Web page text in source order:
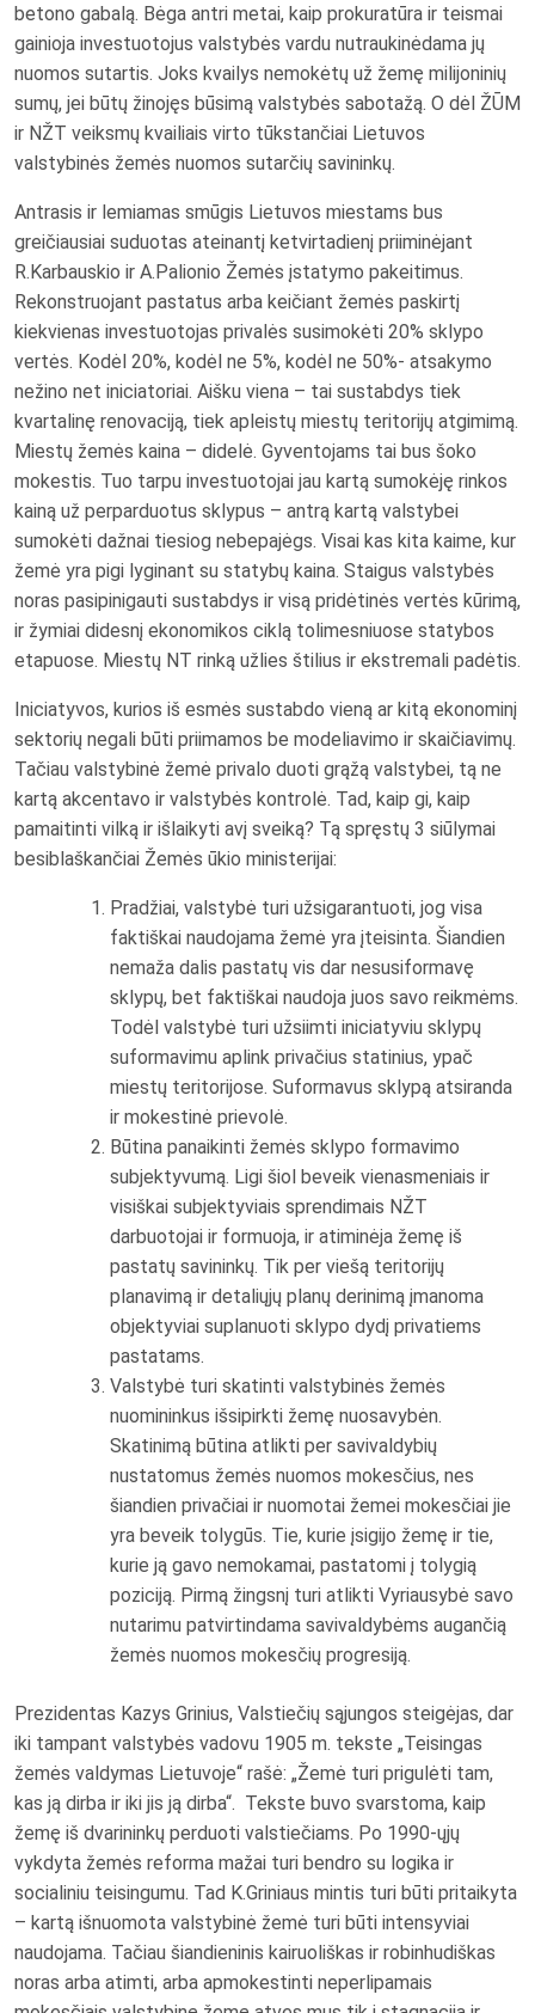
betono gabalą. Bėga antri metai, kaip prokuratūra ir teismai
gainioja investuotojus valstybės vardu nutraukinėdama jų
nuomos sutartis. Joks kvailys nemokėtų už žemę milijoninių
sumų, jei būtų žinojęs būsimą valstybės sabotažą. O dėl ŽŪM
ir NŽT veiksmų kvailiais virto tūkstančiai Lietuvos
valstybinės žemės nuomos sutarčių savininkų.
Antrasis ir lemiamas smūgis Lietuvos miestams bus
greičiausiai suduotas ateinantį ketvirtadienį priiminėjant
R.Karbauskio ir A.Palionio Žemės įstatymo pakeitimus.
Rekonstruojant pastatus arba keičiant žemės paskirtį
kiekvienas investuotojas privalės susimokėti 20% sklypo
vertės. Kodėl 20%, kodėl ne 5%, kodėl ne 50%- atsakymo
nežino net iniciatoriai. Aišku viena – tai sustabdys tiek
kvartalinę renovaciją, tiek apleistų miestų teritorijų atgimimą.
Miestų žemės kaina – didelė. Gyventojams tai bus šoko
mokestis. Tuo tarpu investuotojai jau kartą sumokėję rinkos
kainą už perparduotus sklypus – antrą kartą valstybei
sumokėti dažnai tiesiog nebepajėgs. Visai kas kita kaime, kur
žemė yra pigi lyginant su statybų kaina. Staigus valstybės
noras pasipinigauti sustabdys ir visą pridėtinės vertės kūrimą,
ir žymiai didesnį ekonomikos ciklą tolimesniuose statybos
etapuose. Miestų NT rinką užlies štilius ir ekstremali padėtis.
Iniciatyvos, kurios iš esmės sustabdo vieną ar kitą ekonominį
sektorių negali būti priimamos be modeliavimo ir skaičiavimų.
Tačiau valstybinė žemė privalo duoti grąžą valstybei, tą ne
kartą akcentavo ir valstybės kontrolė. Tad, kaip gi, kaip
pamaitinti vilką ir išlaikyti avį sveiką? Tą spręstų 3 siūlymai
besiblaškančiai Žemės ūkio ministerijai:
Pradžiai, valstybė turi užsigarantuoti, jog visa
faktiškai naudojama žemė yra įteisinta. Šiandien
nemaža dalis pastatų vis dar nesusiformavę
sklypų, bet faktiškai naudoja juos savo reikmėms.
Todėl valstybė turi užsiimti iniciatyviu sklypų
suformavimu aplink privačius statinius, ypač
miestų teritorijose. Suformavus sklypą atsiranda
ir mokestinė prievolė.
Būtina panaikinti žemės sklypo formavimo
subjektyvumą. Ligi šiol beveik vienasmeniais ir
visiškai subjektyviais sprendimais NŽT
darbuotojai ir formuoja, ir atiminėja žemę iš
pastatų savininkų. Tik per viešą teritorijų
planavimą ir detaliųjų planų derinimą įmanoma
objektyviai suplanuoti sklypo dydį privatiems
pastatams.
Valstybė turi skatinti valstybinės žemės
nuomininkus išsipirkti žemę nuosavybėn.
Skatinimą būtina atlikti per savivaldybių
nustatomus žemės nuomos mokesčius, nes
šiandien privačiai ir nuomotai žemei mokesčiai jie
yra beveik tolygūs. Tie, kurie įsigijo žemę ir tie,
kurie ją gavo nemokamai, pastatomi į tolygią
poziciją. Pirmą žingsnį turi atlikti Vyriausybė savo
nutarimu patvirtindama savivaldybėms augančią
žemės nuomos mokesčių progresiją.
Prezidentas Kazys Grinius, Valstiečių sąjungos steigėjas, dar
iki tampant valstybės vadovu 1905 m. tekste „Teisingas
žemės valdymas Lietuvoje“ rašė: „Žemė turi prigulėti tam,
kas ją dirba ir iki jis ją dirba“. Tekste buvo svarstoma, kaip
žemę iš dvarininkų perduoti valstiečiams. Po 1990-ųjų
vykdyta žemės reforma mažai turi bendro su logika ir
socialiniu teisingumu. Tad K.Griniaus mintis turi būti pritaikyta
– kartą išnuomota valstybinė žemė turi būti intensyviai
naudojama. Tačiau šiandieninis kairuoliškas ir robinhudiškas
noras arba atimti, arba apmokestinti neperlipamais